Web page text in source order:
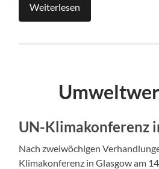
Weiterlesen
UN-Klimakonferenz
Nach zweiwöchigen
Klimakonferenz in Glasgow am